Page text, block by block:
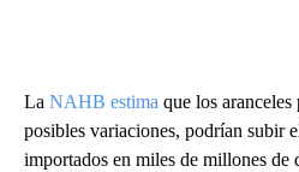
La NAHB estima que los
posibles variaciones, podrían subir
importados en miles de millones de